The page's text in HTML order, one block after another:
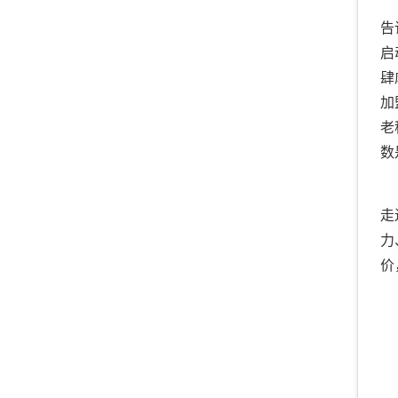
告
启
肆
加
老
数
力
价